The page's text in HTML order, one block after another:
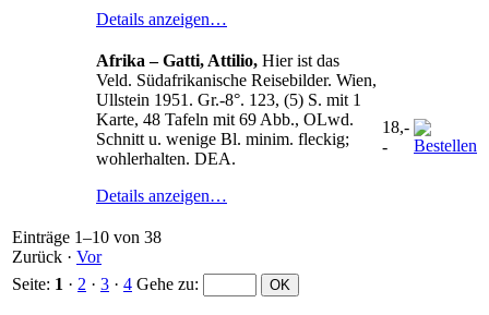
Details anzeigen…
Afrika – Gatti, Attilio, Hier ist das
Veld. Südafrikanische Reisebilder. Wien,
Ullstein 1951. Gr.-8°. 123, (5) S. mit 1
Karte, 48 Tafeln mit 69 Abb., OLwd.
Schnitt u. wenige Bl. minim. fleckig;
wohlerhalten. DEA.
Details anzeigen…
18,-
-
Einträge 1–10 von 38
Zurück · Vor
Seite: 1 · 2 · 3 · 4 Gehe zu: